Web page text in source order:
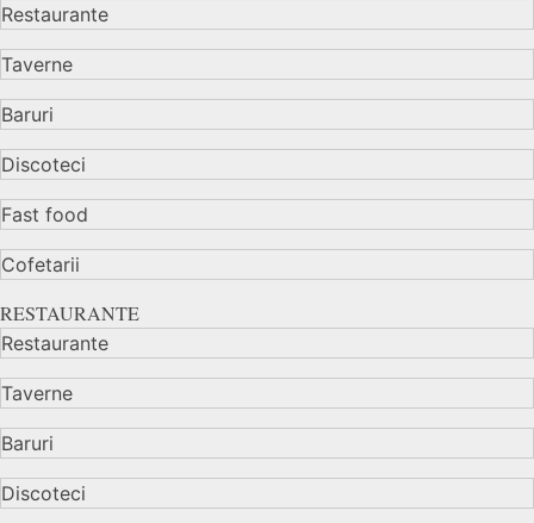
Restaurante
Taverne
Baruri
Discoteci
Fast food
Cofetarii
RESTAURANTE
Restaurante
Taverne
Baruri
Discoteci